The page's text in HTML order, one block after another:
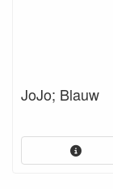
JoJo; Blauw